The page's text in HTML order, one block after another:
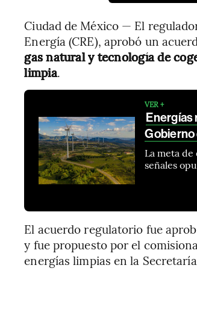
Ciudad de México — El
Energía (CRE), aprobó un
gas natural y tecnología de
limpia.
VER +
Energías
Gobierno
La meta
señales
El acuerdo regulatorio fue
y fue propuesto por el
energías limpias en la